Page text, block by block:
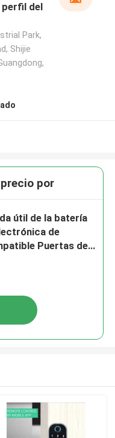
del
Park,
Shijie
por
útil de la batería
de
Puertas de